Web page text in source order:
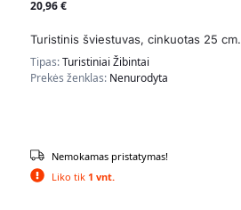
20,96€
Turistinis šviestuvas, cinkuotas 25 cm.
Tipas:Turistiniai Žibintai
Prekės ženklas: Nenurodyta
Liko tik 1 vnt.
Nemokamas pristatymas!